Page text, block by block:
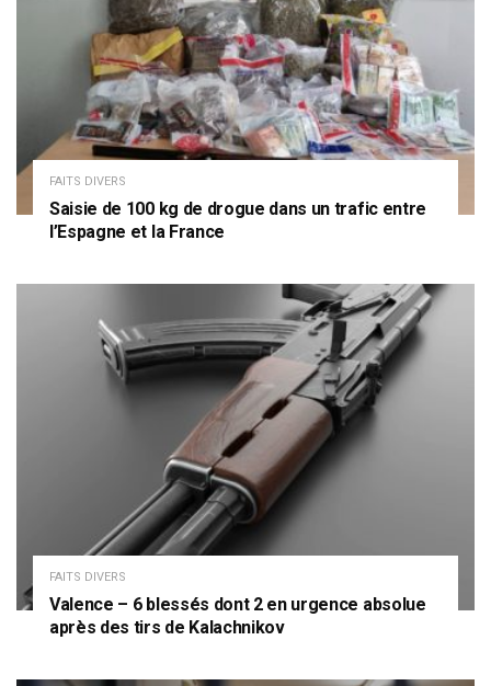
FAITS DIVERS
Saisie de 100 kg de drogue dans un trafic entre
l’Espagne et la France
FAITS DIVERS
Valence – 6 blessés dont 2 en urgence absolue
après des tirs de Kalachnikov